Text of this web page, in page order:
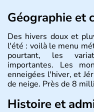
Géographie et
Des hivers doux et
l'été : voilà le menu
pourtant, les
importantes. Les
enneigées l'hiver, et
de neige. Près de 8
Histoire et